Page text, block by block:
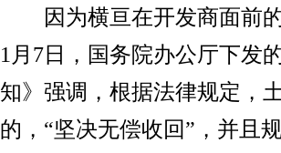
因为横亘在开发商面前的
1月7日，国务院办公厅下发
知》强调，根据法律规定，
的，“坚决无偿收回”，并且